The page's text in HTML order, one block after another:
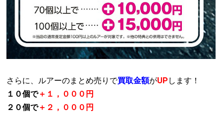
さらに、ルアーのまとめ売りで買取金額がUP します！
１０個で＋１，０００円
２０個で＋２，０００円